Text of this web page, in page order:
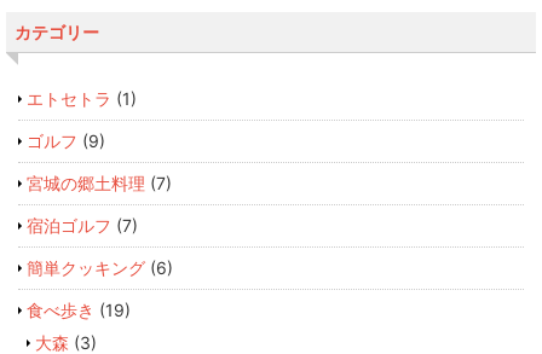
カテゴリー
エトセトラ (1)
ゴルフ (9)
宮城の郷土料理 (7)
宿泊ゴルフ (7)
簡単クッキング (6)
食べ歩き (19)
大森 (3)